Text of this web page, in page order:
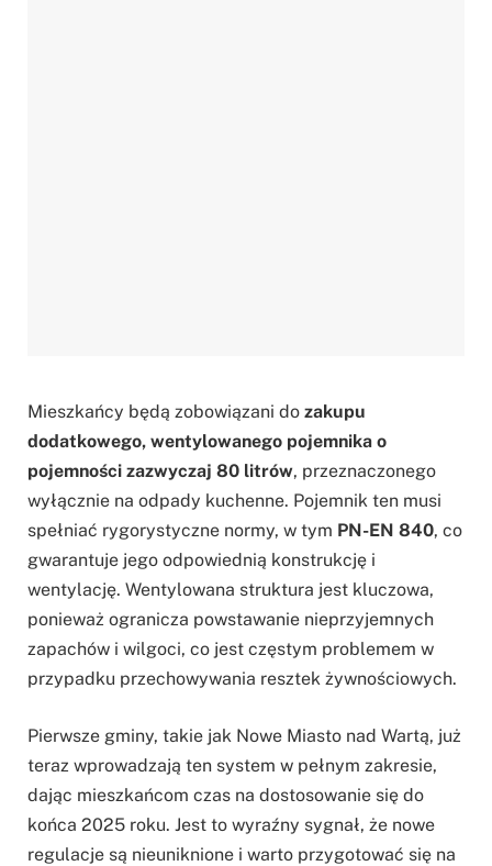
Mieszkańcy będą zobowiązani do zakupu
dodatkowego, wentylowanego pojemnika o
pojemności zazwyczaj 80 litrów, przeznaczonego
wyłącznie na odpady kuchenne. Pojemnik ten musi
spełniać rygorystyczne normy, w tym PN-EN 840, co
gwarantuje jego odpowiednią konstrukcję i
wentylację. Wentylowana struktura jest kluczowa,
ponieważ ogranicza powstawanie nieprzyjemnych
zapachów i wilgoci, co jest częstym problemem w
przypadku przechowywania resztek żywnościowych.
Pierwsze gminy, takie jak Nowe Miasto nad Wartą, już
teraz wprowadzają ten system w pełnym zakresie,
dając mieszkańcom czas na dostosowanie się do
końca 2025 roku. Jest to wyraźny sygnał, że nowe
regulacje są nieuniknione i warto przygotować się na